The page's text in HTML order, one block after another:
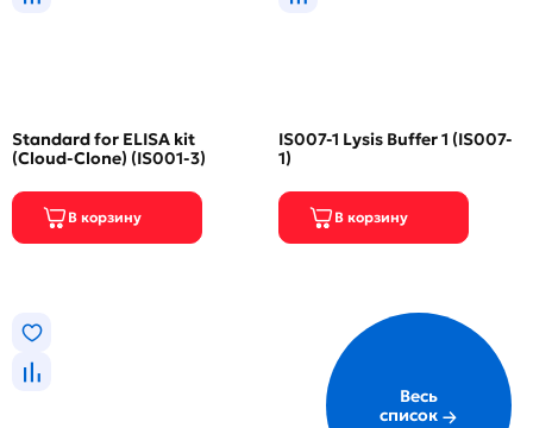
Standard for ELISA kit
(Cloud-Clone) (IS001-3)
IS007-1 Lysis Buffer 1 (IS007-
1)
Весь
список